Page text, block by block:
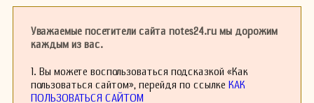
королевских театральных оркестров. Он
находился в дружеских отношениях и
Гайдна и Бетховена; последние двое
предпочитали его как дирижера своих новых
произведений. Враницкий был, как и многие
Уважаемые посетители сайта notes24.ru мы дорожим
каждым из вас.
1. Вы можете воспользоваться подсказкой «Как
пользоваться сайтом», перейдя по ссылке КАК
ПОЛЬЗОВАТЬСЯ САЙТОМ